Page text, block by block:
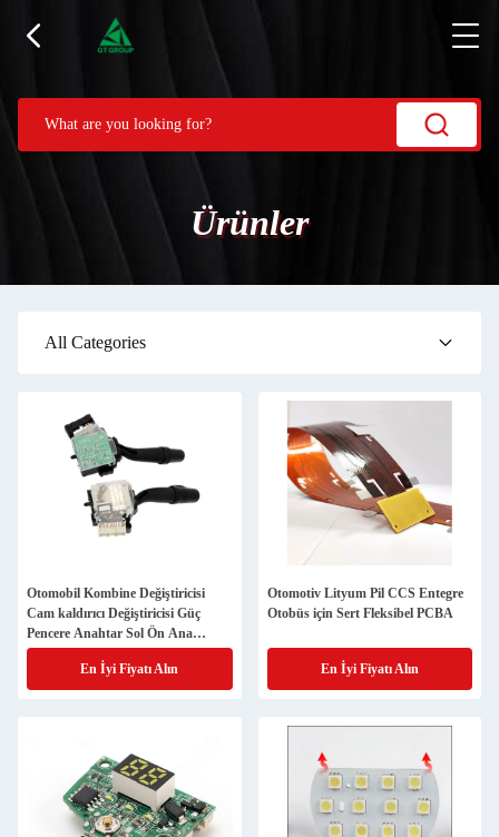
Ürünler
All Categories
Otomobil Kombine Değiştiricisi
Cam kaldırıcı Değiştiricisi Güç
Pencere Anahtar Sol Ön Ana
Sürücü Düğmesi Montajı
En İyi Fiyatı Alın
Otomotiv Lityum Pil CCS Entegre
Otobüs için Sert Fleksibel PCBA
En İyi Fiyatı Alın